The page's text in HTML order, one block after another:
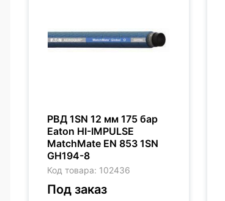
РВД 1SN 12 мм 175 бар
Eaton HI-IMPULSE
MatchMate EN 853 1SN
GH194-8
Код товара: 102436
Под заказ